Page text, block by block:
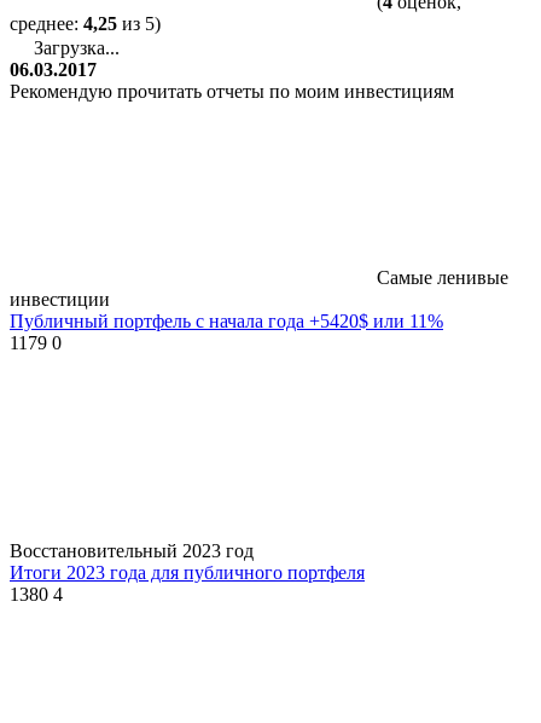
среднее: 4,25 из 5)
Загрузка...
06.03.2017
Рекомендую прочитать отчеты по моим инвестициям
Самые ленивые
инвестиции
Публичный портфель с начала года +5420$ или 11%
1179 0
Восстановительный 2023 год
Итоги 2023 года для публичного портфеля
1380 4